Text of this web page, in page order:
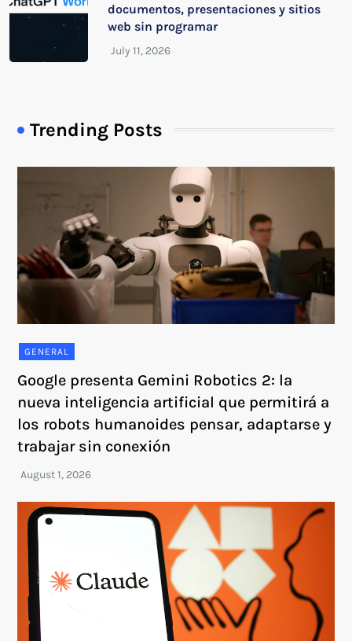
documentos, presentaciones y sitios
web sin programar
Trending Posts
GENERAL
Google presenta Gemini Robotics 2: la
nueva inteligencia artificial que permitirá a
los robots humanoides pensar, adaptarse y
trabajar sin conexión